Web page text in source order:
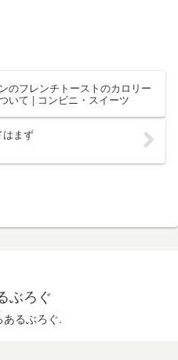
のフレンチトーストのカロリー
いて | コンビニ・スイーツ
はまず
ぶろぐ
るぶろぐ.